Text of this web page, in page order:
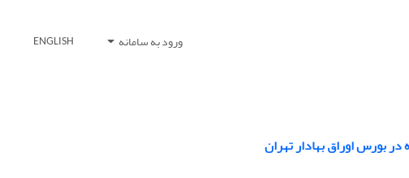
ورود به سامانه ENGLISH
بورس اوراق بهادار تهران